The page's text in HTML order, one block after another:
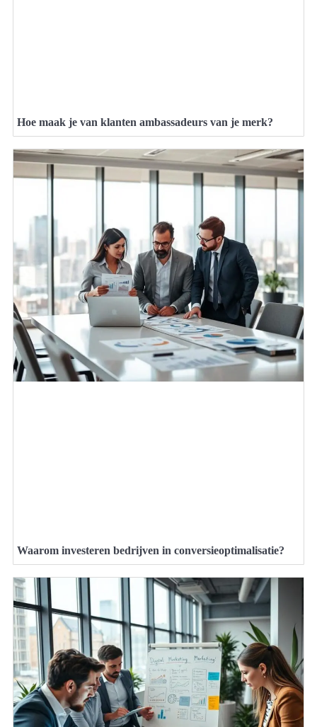
Hoe maak je van klanten ambassadeurs van je merk?
Waarom investeren bedrijven in conversieoptimalisatie?